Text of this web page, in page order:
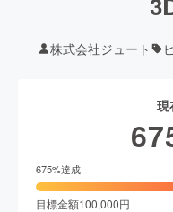
株式会社ジュート
現
675%達成
目標金額100,000円